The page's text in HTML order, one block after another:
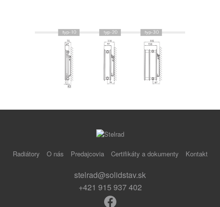
Radiátory O nás Predajcovia Certifikáty a dokumenty Kontakt
stelrad@solidstav.sk
+421 915 937 402